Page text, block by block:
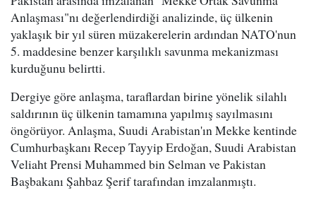
Anlaşması"nı değerlendirdiği analizinde, üç ülkenin
yaklaşık bir yıl süren müzakerelerin ardından NATO'nun
5. maddesine benzer karşılıklı savunma mekanizması
kurduğunu belirtti.
Dergiye göre anlaşma, taraflardan birine yönelik silahlı
saldırının üç ülkenin tamamına yapılmış sayılmasını
öngörüyor. Anlaşma, Suudi Arabistan'ın Mekke kentinde
Cumhurbaşkanı Recep Tayyip Erdoğan, Suudi Arabistan
Veliaht Prensi Muhammed bin Selman ve Pakistan
Başbakanı Şahbaz Şerif tarafından imzalanmıştı.